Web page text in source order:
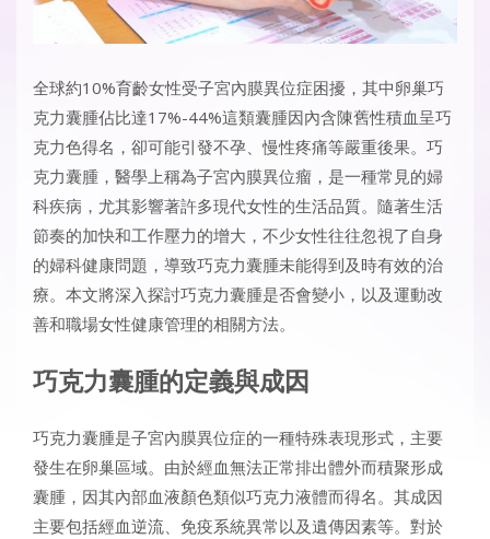
全球約10%育齡女性受子宮內膜異位症困擾，其中卵巢巧
克力囊腫佔比達17%-44%這類囊腫因內含陳舊性積血呈巧
克力色得名，卻可能引發不孕、慢性疼痛等嚴重後果。巧
克力囊腫，醫學上稱為子宮內膜異位瘤，是一種常見的婦
科疾病，尤其影響著許多現代女性的生活品質。隨著生活
節奏的加快和工作壓力的增大，不少女性往往忽視了自身
的婦科健康問題，導致巧克力囊腫未能得到及時有效的治
療。本文將深入探討巧克力囊腫是否會變小，以及運動改
善和職場女性健康管理的相關方法。
巧克力囊腫的定義與成因
巧克力囊腫是子宮內膜異位症的一種特殊表現形式，主要
發生在卵巢區域。由於經血無法正常排出體外而積聚形成
囊腫，因其內部血液顏色類似巧克力液體而得名。其成因
主要包括經血逆流、免疫系統異常以及遺傳因素等。對於